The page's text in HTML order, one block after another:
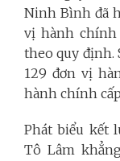
Ninh Bình đã
vị hành chính
theo quy định.
129 đơn vị
hành chính
Phát biểu kết
Tô Lâm